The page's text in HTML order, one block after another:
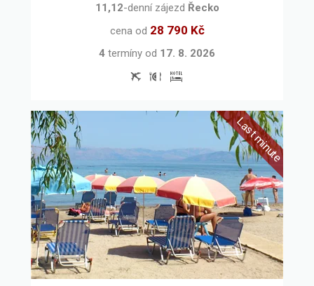
11,12-denní zájezd Řecko
cena od 28 790 Kč
4 termíny od 17. 8. 2026